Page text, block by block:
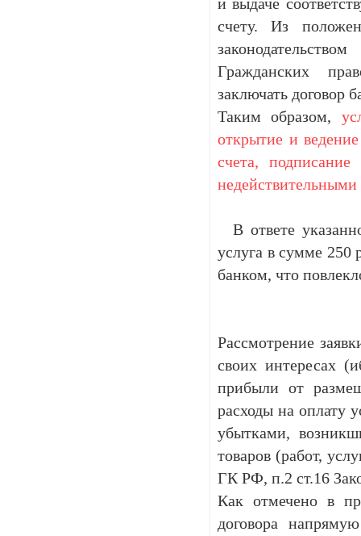
счету. Из
Гражданских
заключать договор
Таким образом,
открытие и
счета, подписание
недействительными
В ответе
услуга в сумме 250
банком, что
Рассмотрение
своих интересах
прибыли от
расходы на оплату
убытками,
товаров (работ,
ГК РФ, п.2 ст.16
Как отмечено в
договора